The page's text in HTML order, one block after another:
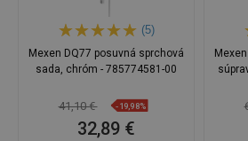
(5)
Mexen DQ77 posuvná sprchová
sada, chróm - 785774581-00
41,10 € -19,98%
32,89 €